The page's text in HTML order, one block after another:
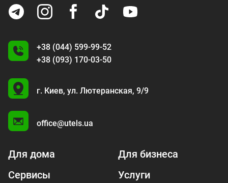
+38 (044) 599-99-52
+38 (093) 170-03-50
U
г. Киев, ул. Лютеранская, 9/9
office@utels.ua
Для дома
Для бизнеса
Сервисы
Услуги